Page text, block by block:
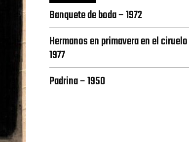
Banquete de boda – 1972
Hermanos en primavera en el
1977
Padrina – 1950